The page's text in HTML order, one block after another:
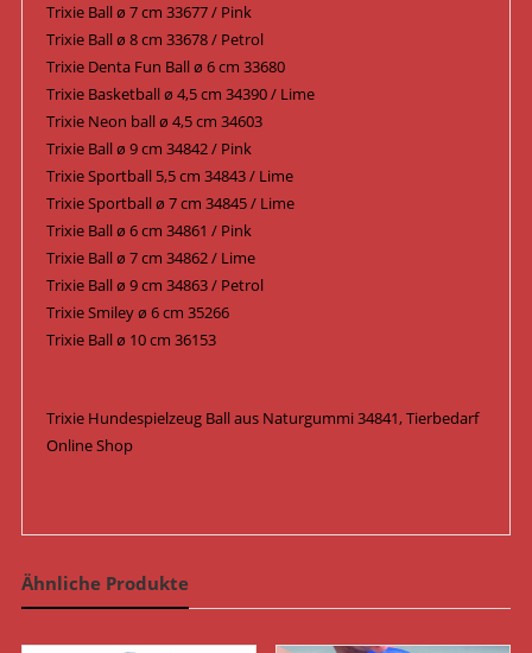
Trixie Ball ø 7 cm 33677 / Pink
Trixie Ball ø 8 cm 33678 / Petrol
Trixie Denta Fun Ball ø 6 cm 33680
Trixie Basketball ø 4,5 cm 34390 / Lime
Trixie Neon ball ø 4,5 cm 34603
Trixie Ball ø 9 cm 34842 / Pink
Trixie Sportball 5,5 cm 34843 / Lime
Trixie Sportball ø 7 cm 34845 / Lime
Trixie Ball ø 6 cm 34861 / Pink
Trixie Ball ø 7 cm 34862 / Lime
Trixie Ball ø 9 cm 34863 / Petrol
Trixie Smiley ø 6 cm 35266
Trixie Ball ø 10 cm 36153
Trixie Hundespielzeug Ball aus Naturgummi 34841, Tierbedarf
Online Shop
Ähnliche Produkte